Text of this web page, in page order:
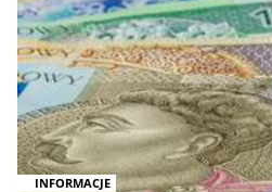
INFORMACJE